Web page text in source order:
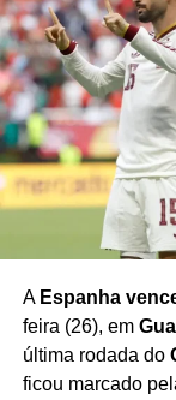
A Espanha
feira (26), em
última rodada do
ficou marcado